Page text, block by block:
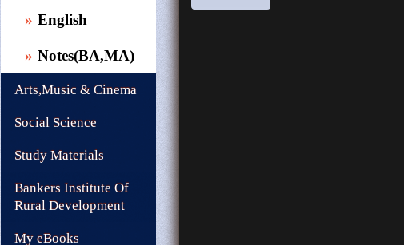
English
Notes(BA,MA)
Arts,Music & Cinema
Social Science
Study Materials
Bankers Institute Of
Rural Development
My eBooks